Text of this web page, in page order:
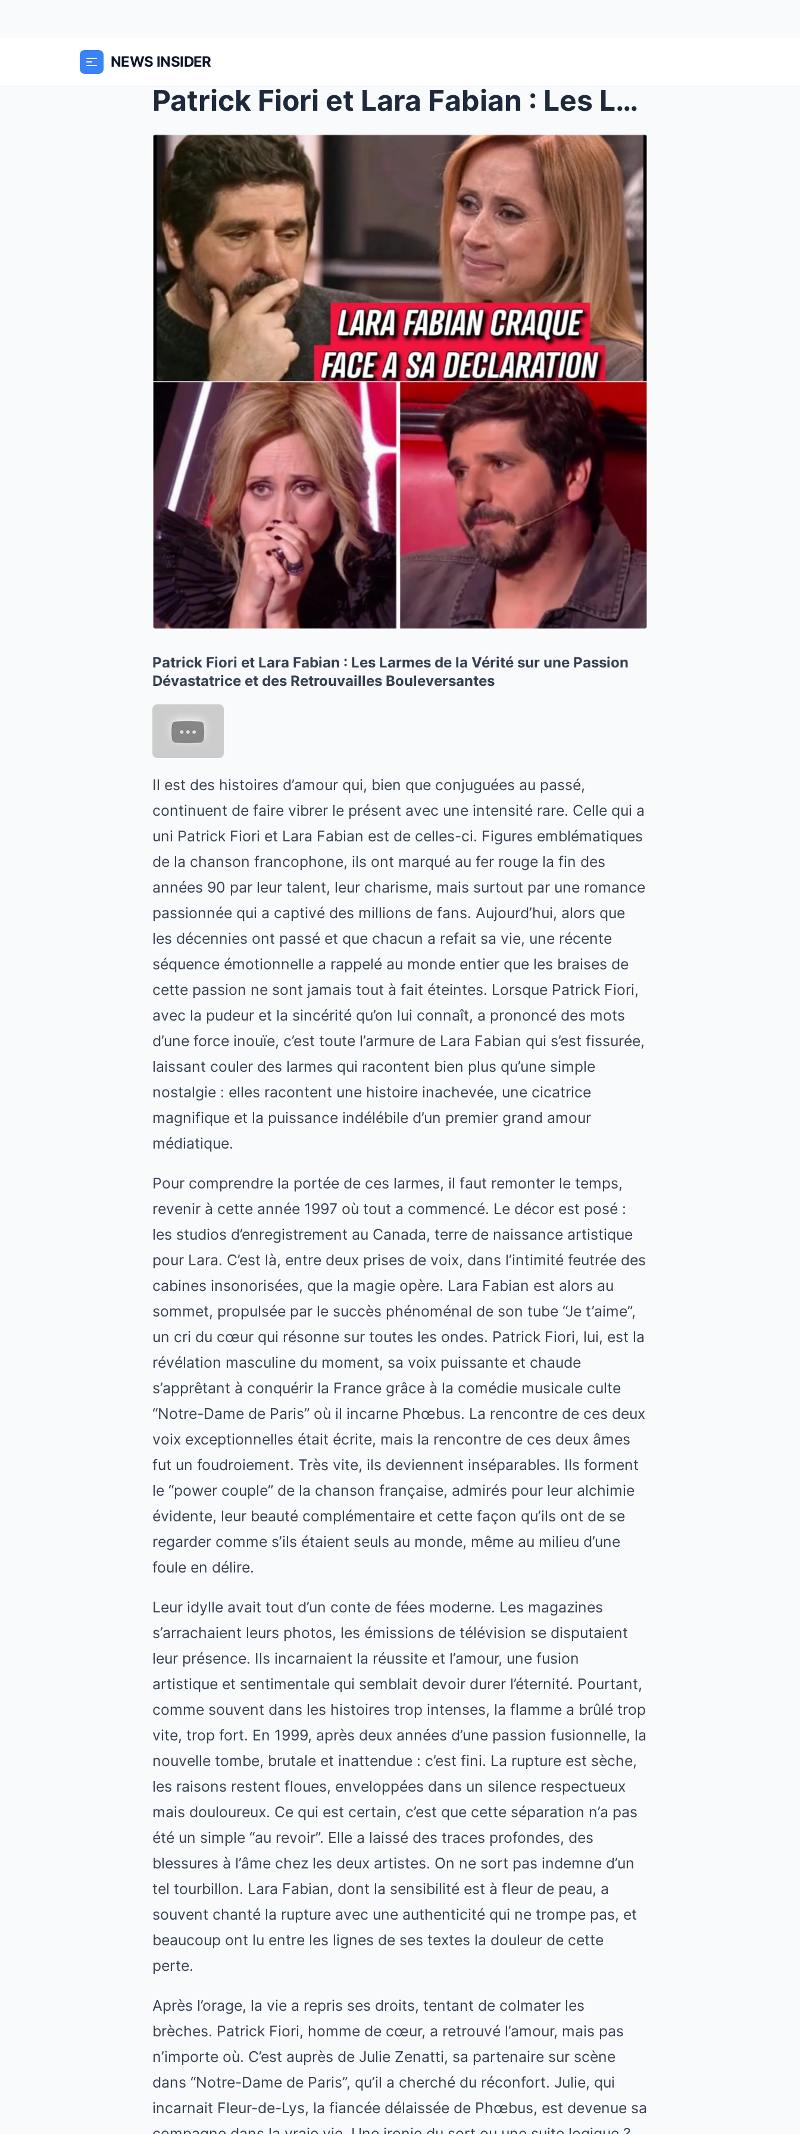
NEWS INSIDER
Patrick Fiori et Lara Fabian : Les Larmes de la Vé...
Patrick Fiori et Lara Fabian : Les Larmes de la Vérité sur une Passion
Dévastatrice et des Retrouvailles Bouleversantes
Il est des histoires d’amour qui, bien que conjuguées au passé,
continuent de faire vibrer le présent avec une intensité rare. Celle qui a
uni Patrick Fiori et Lara Fabian est de celles-ci. Figures emblématiques
de la chanson francophone, ils ont marqué au fer rouge la fin des
années 90 par leur talent, leur charisme, mais surtout par une romance
passionnée qui a captivé des millions de fans. Aujourd’hui, alors que
les décennies ont passé et que chacun a refait sa vie, une récente
séquence émotionnelle a rappelé au monde entier que les braises de
cette passion ne sont jamais tout à fait éteintes. Lorsque Patrick Fiori,
avec la pudeur et la sincérité qu’on lui connaît, a prononcé des mots
d’une force inouïe, c’est toute l’armure de Lara Fabian qui s’est fissurée,
laissant couler des larmes qui racontent bien plus qu’une simple
nostalgie : elles racontent une histoire inachevée, une cicatrice
magnifique et la puissance indélébile d’un premier grand amour
médiatique.
Pour comprendre la portée de ces larmes, il faut remonter le temps,
revenir à cette année 1997 où tout a commencé. Le décor est posé :
les studios d’enregistrement au Canada, terre de naissance artistique
pour Lara. C’est là, entre deux prises de voix, dans l’intimité feutrée des
cabines insonorisées, que la magie opère. Lara Fabian est alors au
sommet, propulsée par le succès phénoménal de son tube “Je t’aime”,
un cri du cœur qui résonne sur toutes les ondes. Patrick Fiori, lui, est la
révélation masculine du moment, sa voix puissante et chaude
s’apprêtant à conquérir la France grâce à la comédie musicale culte
“Notre-Dame de Paris” où il incarne Phœbus. La rencontre de ces deux
voix exceptionnelles était écrite, mais la rencontre de ces deux âmes
fut un foudroiement. Très vite, ils deviennent inséparables. Ils forment
le “power couple” de la chanson française, admirés pour leur alchimie
évidente, leur beauté complémentaire et cette façon qu’ils ont de se
regarder comme s’ils étaient seuls au monde, même au milieu d’une
foule en délire.
Leur idylle avait tout d’un conte de fées moderne. Les magazines
s’arrachaient leurs photos, les émissions de télévision se disputaient
leur présence. Ils incarnaient la réussite et l’amour, une fusion
artistique et sentimentale qui semblait devoir durer l’éternité. Pourtant,
comme souvent dans les histoires trop intenses, la flamme a brûlé trop
vite, trop fort. En 1999, après deux années d’une passion fusionnelle, la
nouvelle tombe, brutale et inattendue : c’est fini. La rupture est sèche,
les raisons restent floues, enveloppées dans un silence respectueux
mais douloureux. Ce qui est certain, c’est que cette séparation n’a pas
été un simple “au revoir”. Elle a laissé des traces profondes, des
blessures à l’âme chez les deux artistes. On ne sort pas indemne d’un
tel tourbillon. Lara Fabian, dont la sensibilité est à fleur de peau, a
souvent chanté la rupture avec une authenticité qui ne trompe pas, et
beaucoup ont lu entre les lignes de ses textes la douleur de cette
perte.
Après l’orage, la vie a repris ses droits, tentant de colmater les
brèches. Patrick Fiori, homme de cœur, a retrouvé l’amour, mais pas
n’importe où. C’est auprès de Julie Zenatti, sa partenaire sur scène
dans “Notre-Dame de Paris”, qu’il a cherché du réconfort. Julie, qui
incarnait Fleur-de-Lys, la fiancée délaissée de Phœbus, est devenue sa